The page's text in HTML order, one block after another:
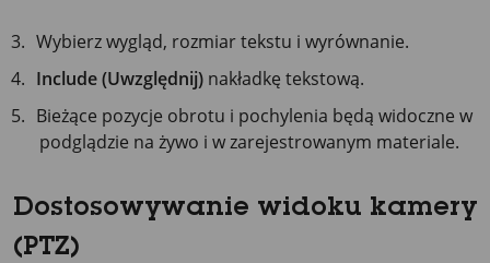
Wybierz wygląd, rozmiar tekstu i wyrównanie.
Include (Uwzględnij) nakładkę tekstową.
Bieżące pozycje obrotu i pochylenia będą widoczne w
podglądzie na żywo i w zarejestrowanym materiale.
Dostosowywanie widoku kamery
(PTZ)